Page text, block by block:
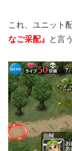
これ、ユニット
なご采配』
と言